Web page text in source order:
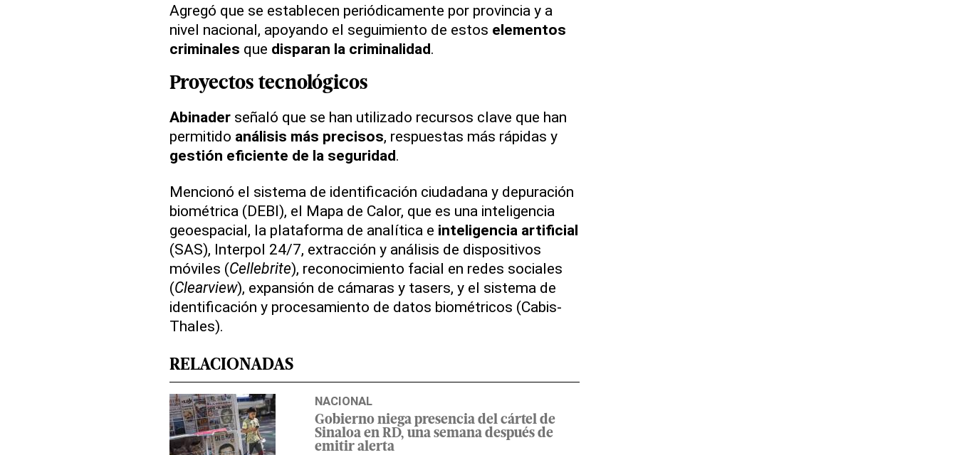
Agregó que se establecen periódicamente por provincia y a
nivel nacional, apoyando el seguimiento de estos elementos
criminales que disparan la criminalidad.
Proyectos tecnológicos
Abinaderseñaló que se han utilizado recursos clave que han
permitido análisis más precisos, respuestas más rápidas y
gestión eficiente de la seguridad.
Mencionó el sistema de identificación ciudadana y depuración
biométrica (DEBI), el Mapa de Calor, que es una inteligencia
geoespacial, la plataforma de analítica e inteligencia artificial
(SAS), Interpol 24/7, extracción y análisis de dispositivos
móviles (Cellebrite), reconocimiento facial en redes sociales
(Clearview), expansión de cámaras y tasers, y el sistema de
identificación y procesamiento de datos biométricos (Cabis-
Thales).
RELACIONADAS
NACIONAL
Gobierno niega presencia del cártel de
Sinaloa en RD, una semana después de
emitir alerta